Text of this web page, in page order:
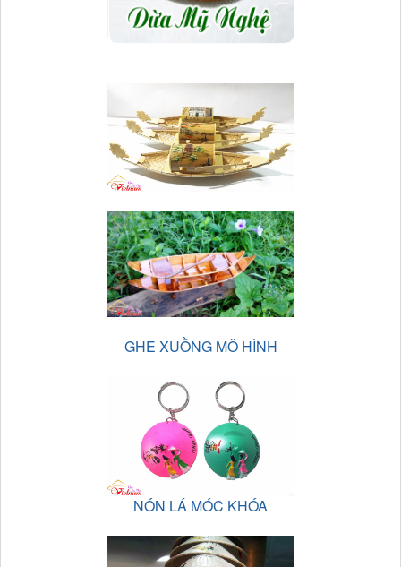
GHE XUỒNG MÔ HÌNH
NÓN LÁ MÓC KHÓA